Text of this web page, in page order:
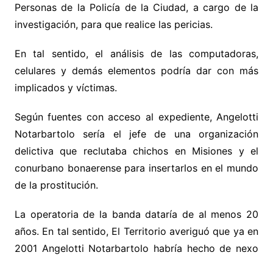
Personas de la Policía de la Ciudad, a cargo de la
investigación, para que realice las pericias.
En tal sentido, el análisis de las computadoras,
celulares y demás elementos podría dar con más
implicados y víctimas.
Según fuentes con acceso al expediente, Angelotti
Notarbartolo sería el jefe de una organización
delictiva que reclutaba chichos en Misiones y el
conurbano bonaerense para insertarlos en el mundo
de la prostitución.
La operatoria de la banda dataría de al menos 20
años. En tal sentido, El Territorio averiguó que ya en
2001 Angelotti Notarbartolo habría hecho de nexo